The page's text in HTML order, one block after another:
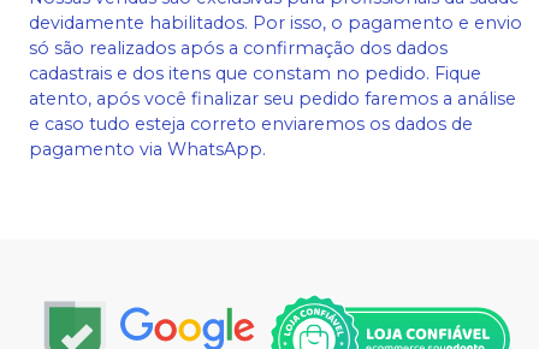
devidamente habilitados. Por isso, o pagamento e envio
só são realizados após a confirmação dos dados
cadastrais e dos itens que constam no pedido. Fique
atento, após você finalizar seu pedido faremos a análise
e caso tudo esteja correto enviaremos os dados de
pagamento via WhatsApp.